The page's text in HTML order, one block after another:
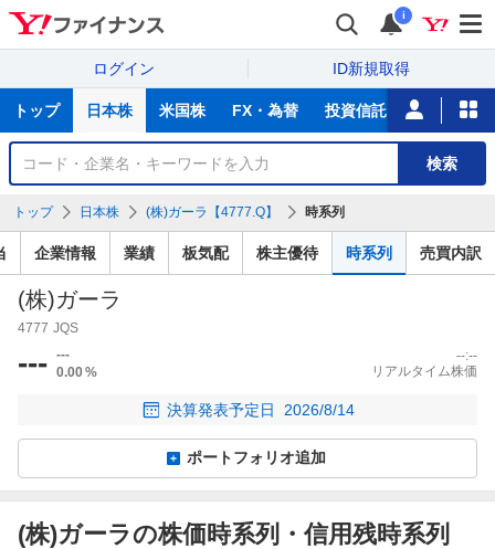
i
ログイン ID新規取得
サ
トップ 日本株 米国株 FX・為替 投資信託 ニュース
銘
検
検索
トップ 日本株 (株)ガーラ【4777.Q】 時系列
企業情報 業績 板気配 株主優待 時系列 売買内訳
(株)ガーラ
4777 JQS
--- ---
0.00%
--:--
リアルタイム株価
決算発表予定日 2026/8/14
ポートフォリオ追加
(株)ガーラの株価時系列・信用残時系列
信